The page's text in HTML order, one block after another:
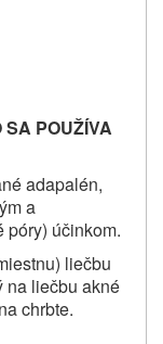
POUŽÍVA
adapalén,
a
póry) účinkom.
liečbu
na liečbu akné
chrbte.